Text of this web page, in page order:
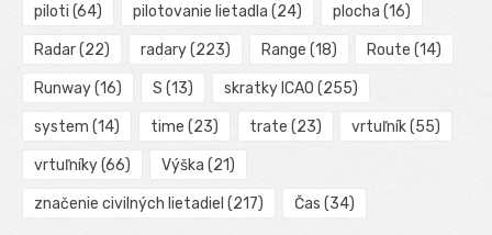
piloti (64) pilotovanie lietadla (24) plocha (16)
Radar(22) radary(223) Range (18) Route (14)
Runway(16) S (13) skratky ICAO (255)
system (14) time (23) trate (23) vrtuľník(55)
vrtuľníky(66) Výška (21)
značenie civilných lietadiel (217) Čas (34)